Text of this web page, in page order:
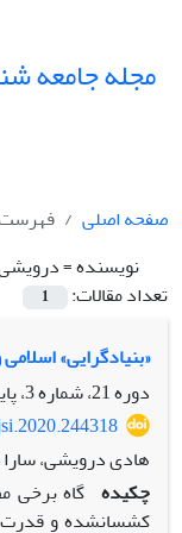
مجله جامعه
صفحه اصلی
فهرست
نویسنده =
تعداد مقالات:
1
«بنیادگرایی»
دوره 21، شماره 3، پاییز 1399، صفحه
هادی درویشی،
چکیده گاه برخی
کشسان­شده و